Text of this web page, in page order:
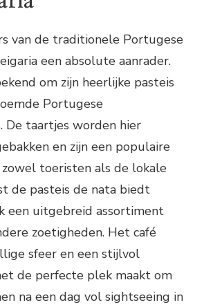
van de traditionele Portugese
een absolute aanrader.
om zijn heerlijke pasteis
Portugese
De taartjes worden hier
en zijn een populaire
toeristen als de lokale
de pasteis de nata biedt
een uitgebreid assortiment
zoetigheden. Het café
sfeer en een stijlvol
de perfecte plek maakt om
na een dag vol sightseeing in